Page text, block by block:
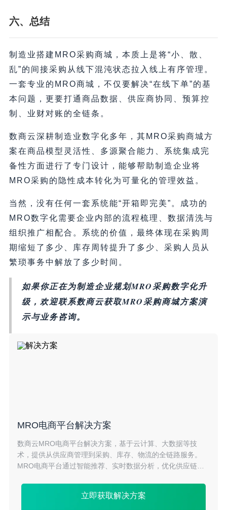
六、总结
制造业搭建MRO采购商城，本质上是将“小、散、
乱”的间接采购从线下混沌状态拉入线上有序管理。
一套专业的MRO商城，不仅要解决“在线下单”的基
本问题，更要打通商品数据、供应商协同、预算控
制、业财对账的全链条。
数商云深耕制造业数字化多年，其MRO采购商城方
案在商品模型灵活性、多源聚合能力、系统集成完
备性方面进行了专门设计，能够帮助制造企业将
MRO采购的隐性成本转化为可量化的管理效益。
当然，没有任何一套系统能“开箱即完美”。成功的
MRO数字化需要企业内部的流程梳理、数据清洗与
组织推广相配合。系统的价值，最终体现在采购周
期缩短了多少、库存周转提升了多少、采购人员从
繁琐事务中解放了多少时间。
如果你正在为制造企业规划MRO采购数字化升
级，欢迎联系数商云获取MRO采购商城方案演
示与业务咨询。
MRO电商平台解决方案
数商云MRO电商平台解决方案，基于云计算、大数据等技
术，提供从供应商管理到采购、库存、物流的全链路服务。
MRO电商平台通过智能推荐、实时数据分析，优化供应链管
采购体验，助力企业数字化转型，提升市场竞争力。
立即获取解决方案